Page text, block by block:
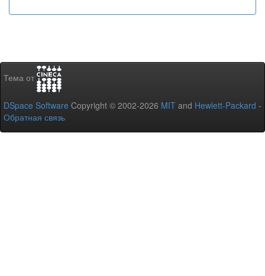
Тема от
DSpace Software Copyright © 2002-2026 MIT and Hewlett-Packard -
Обратная связь